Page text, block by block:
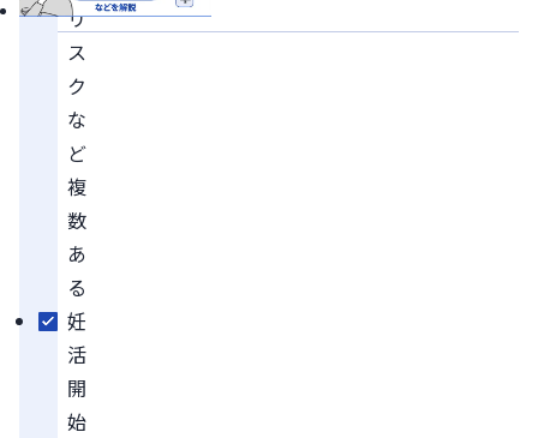
リ
ス
ク
な
ど
複
数
あ
る
妊
活
開
始